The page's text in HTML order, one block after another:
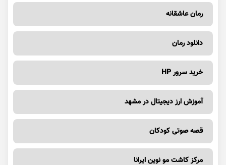
رمان عاشقانه
دانلود رمان
خرید سرور HP
آموزش ارز دیجیتال در مشهد
قصه صوتی کودکان
مرکز کاشت مو نوین ایرانا